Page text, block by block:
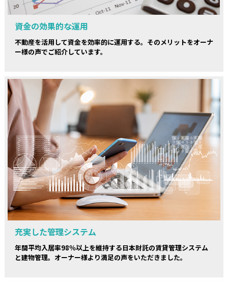
資金の効果的な運用
不動産を活用して資金を効率的に運用する。そのメリットをオーナ
ー様の声でご紹介しています。
充実した管理システム
年間平均入居率98％以上を維持する日本財託の賃貸管理システム
と建物管理。オーナー様より満足の声をいただきました。